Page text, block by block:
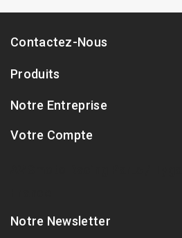
Contactez-Nous
Produits
Notre Entreprise
Votre Compte
Notre Newsletter